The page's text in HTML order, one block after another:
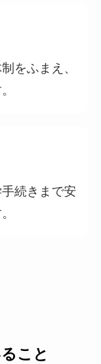
をふまえ、
続きまで安
こと